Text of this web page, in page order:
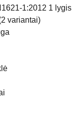
1:2012 1 lygis
variantai)